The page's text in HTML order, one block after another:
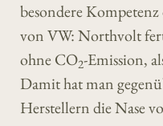
besondere Kompetenz
von VW: Northvolt
ohne CO2-Emission,
Damit hat man
Herstellern die Nase